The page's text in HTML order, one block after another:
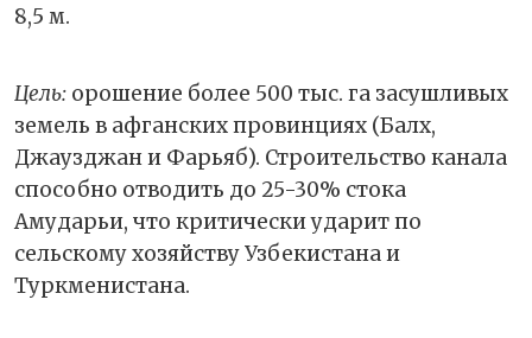
8,5 м.
Цель: орошение более 500 тыс. га засушливых
земель в афганских провинциях (Балх,
Джаузджан и Фарьяб). Строительство канала
способно отводить до 25-30% стока
Амударьи, что критически ударит по
сельскому хозяйству Узбекистана и
Туркменистана.